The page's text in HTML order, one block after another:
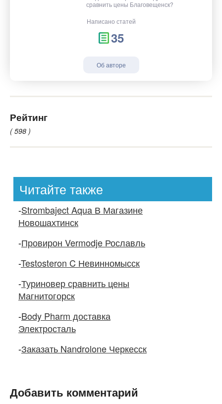
сравнить цены Благовещенск?
Написано статей
35
Об авторе
Рейтинг
( 598 )
Читайте также
-Strombaject Aqua В Магазине
Новошахтинск
-Провирон Vermodje Рославль
-Testosteron C Невинномысск
-Туриновер сравнить цены
Магнитогорск
-Body Pharm доставка
Электросталь
-Заказать Nandrolone Черкесск
Добавить комментарий